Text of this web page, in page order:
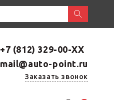
+7 (812) 329-00-XX
mail@auto-point.ru
Заказать звонок